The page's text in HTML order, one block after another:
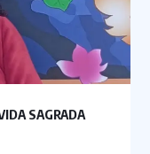
SAGRADA